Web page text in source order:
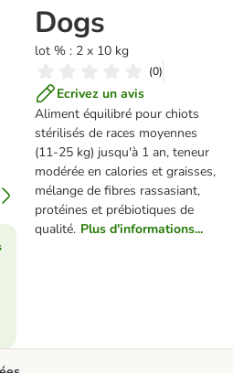
Dogs
lot % : 2 x 10 kg
(0)
Ecrivez un avis
Aliment équilibré pour chiots
stérilisés de races moyennes
(11-25 kg) jusqu'à 1 an, teneur
modérée en calories et graisses,
mélange de fibres rassasiant,
protéines et prébiotiques de
qualité. Plus d'informations...